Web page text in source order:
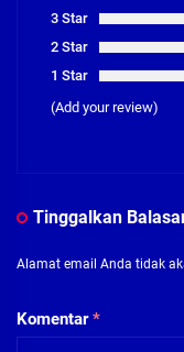
3 Star
2 Star
1 Star
(Add your review)
Tinggalkan
Alamat email Anda tidak
Komentar*